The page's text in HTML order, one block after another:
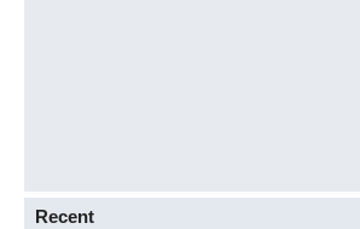
Recent